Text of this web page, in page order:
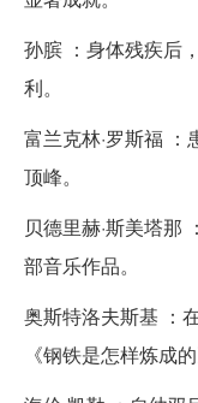
孙膑 ：身体残疾后
利。
富兰克林·罗斯福
顶峰。
贝德里赫·斯美塔那
部音乐作品。
奥斯特洛夫斯基 ：
《钢铁是怎样炼成的